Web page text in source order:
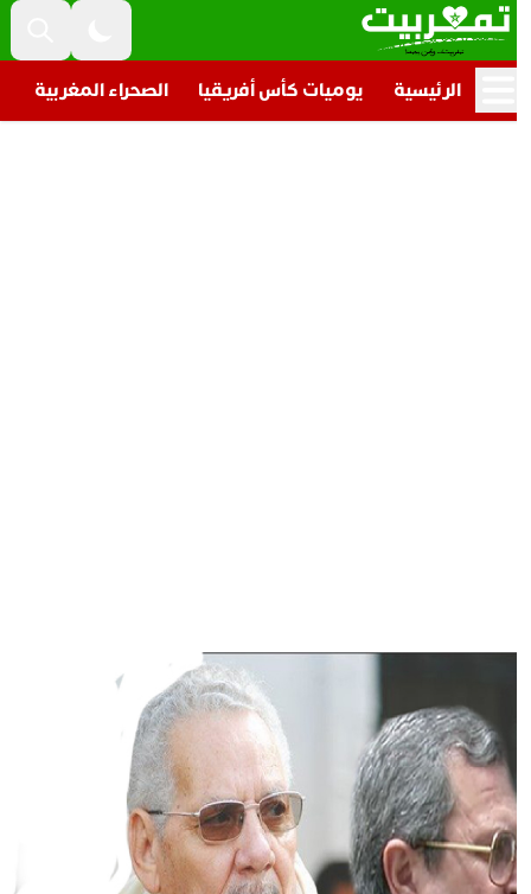
الرئيسية يوميات كأس أفريقيا الصحراء المغربية